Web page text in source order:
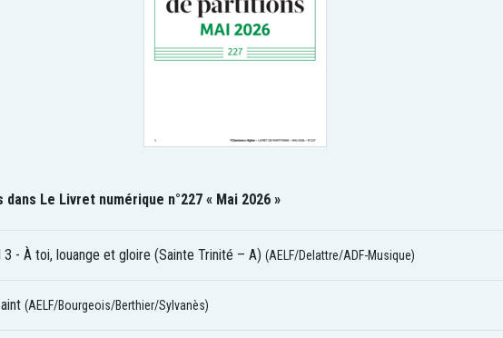
dans Le Livret numérique n°227 « Mai 2026 »
3 - À toi, louange et gloire (Sainte Trinité – A) (AELF/Delattre/ADF-Musique)
(AELF/Bourgeois/Berthier/Sylvanès)